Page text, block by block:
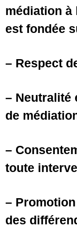
médiation à
est fondée
– Respect
– Neutralité
de
–
toute
–
des